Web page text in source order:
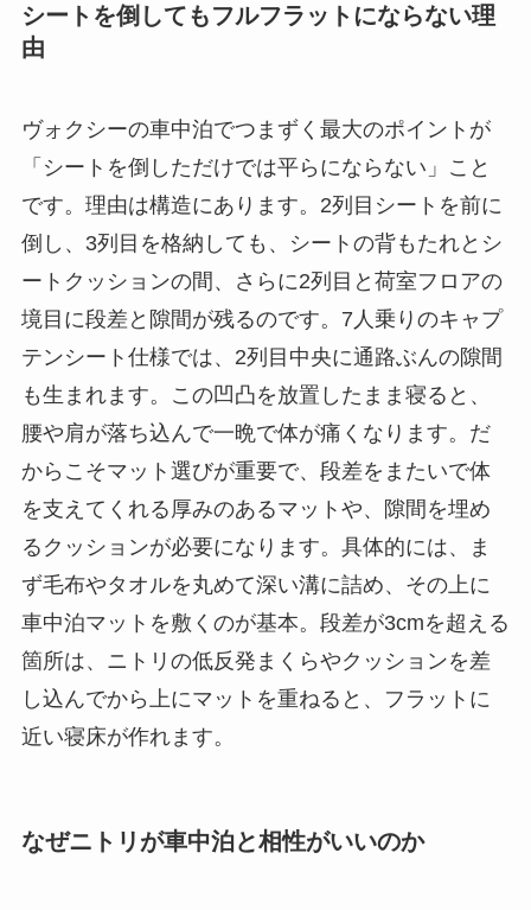
シートを倒してもフルフラットにならない理
由
ヴォクシーの車中泊でつまずく最大のポイントが
「シートを倒しただけでは平らにならない」こと
です。理由は構造にあります。2列目シートを前に
倒し、3列目を格納しても、シートの背もたれとシ
ートクッションの間、さらに2列目と荷室フロアの
境目に段差と隙間が残るのです。7人乗りのキャプ
テンシート仕様では、2列目中央に通路ぶんの隙間
も生まれます。この凹凸を放置したまま寝ると、
腰や肩が落ち込んで一晩で体が痛くなります。だ
からこそマット選びが重要で、段差をまたいで体
を支えてくれる厚みのあるマットや、隙間を埋め
るクッションが必要になります。具体的には、ま
ず毛布やタオルを丸めて深い溝に詰め、その上に
車中泊マットを敷くのが基本。段差が3cmを超える
箇所は、ニトリの低反発まくらやクッションを差
し込んでから上にマットを重ねると、フラットに
近い寝床が作れます。
なぜニトリが車中泊と相性がいいのか